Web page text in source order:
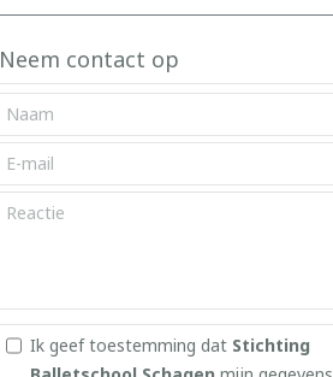
Neem contact op
Ik geef toestemming dat Stichting